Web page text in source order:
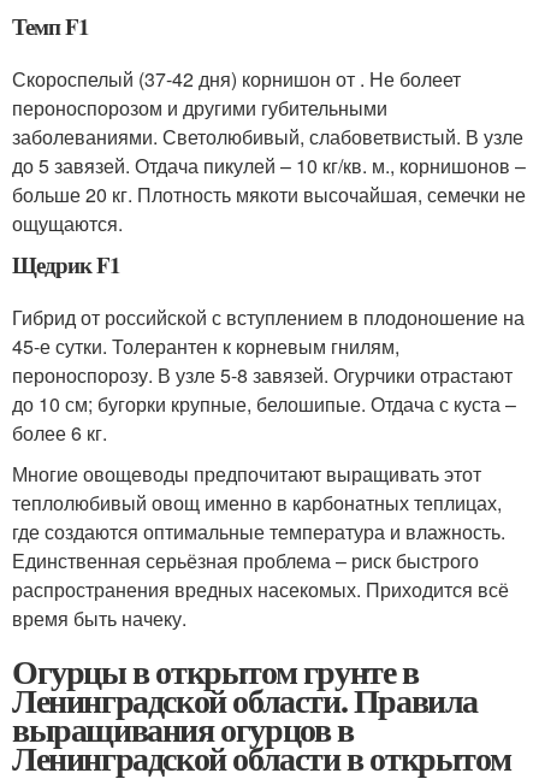
Темп F1
Скороспелый (37-42 дня) корнишон от . Не болеет
пероноспорозом и другими губительными
заболеваниями. Светолюбивый, слабоветвистый. В узле
до 5 завязей. Отдача пикулей – 10 кг/кв. м., корнишонов –
больше 20 кг. Плотность мякоти высочайшая, семечки не
ощущаются.
Щедрик F1
Гибрид от российской с вступлением в плодоношение на
45-е сутки. Толерантен к корневым гнилям,
пероноспорозу. В узле 5-8 завязей. Огурчики отрастают
до 10 см; бугорки крупные, белошипые. Отдача с куста –
более 6 кг.
Многие овощеводы предпочитают выращивать этот
теплолюбивый овощ именно в карбонатных теплицах,
где создаются оптимальные температура и влажность.
Единственная серьёзная проблема – риск быстрого
распространения вредных насекомых. Приходится всё
время быть начеку.
Огурцы в открытом грунте в
Ленинградской области. Правила
выращивания огурцов в
Ленинградской области в открытом